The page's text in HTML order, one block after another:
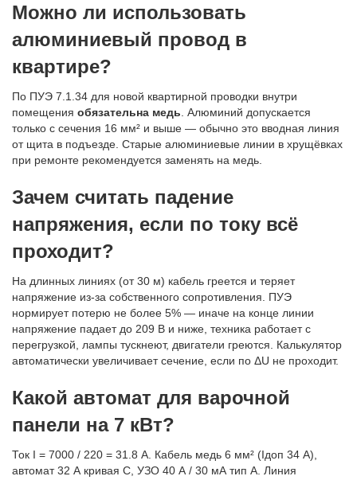
Можно ли использовать
алюминиевый провод в
квартире?
По ПУЭ 7.1.34 для новой квартирной проводки внутри
помещения обязательна медь . Алюминий допускается
только с сечения 16 мм² и выше — обычно это вводная линия
от щита в подъезде. Старые алюминиевые линии в хрущёвках
при ремонте рекомендуется заменять на медь.
Зачем считать падение
напряжения, если по току всё
проходит?
На длинных линиях (от 30 м) кабель греется и теряет
напряжение из-за собственного сопротивления. ПУЭ
нормирует потерю не более 5% — иначе на конце линии
напряжение падает до 209 В и ниже, техника работает с
перегрузкой, лампы тускнеют, двигатели греются. Калькулятор
автоматически увеличивает сечение, если по ΔU не проходит.
Какой автомат для варочной
панели на 7 кВт?
Ток I = 7000 / 220 = 31.8 А. Кабель медь 6 мм² (Iдоп 34 А),
автомат 32 А кривая C, УЗО 40 А / 30 мА тип A. Линия